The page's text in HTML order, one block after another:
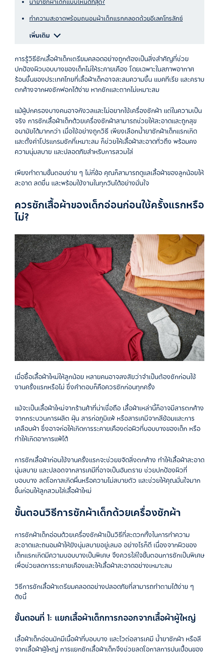
ทำความสะอาดพร้อมถนอมผ้าเด็กแรกคลอดด้วยอีเลคโทรลักซ์
เพิ่มเติม
การรู้วิธีซักเสื้อผ้าเด็กเตรียมคลอดอย่างถูกต้องเป็นสิ่งสำคัญที่ช่วย
ปกป้องผิวบอบบางของเด็กไม่ให้ระคายเคือง โดยเฉพาะในสภาพอากาศ
ร้อนชื้นของประเทศไทยที่เสื้อผ้าเด็กอาจสะสมความชื้น แบคทีเรีย และคราบ
ตกค้างจากผงซักฟอกได้ง่าย หากซักและตากไม่เหมาะสม
แม้ผู้ปกครองบางคนอาจกังวลและไม่อยากใช้เครื่องซักผ้า แต่ในความเป็น
จริง การซักเสื้อผ้าเด็กด้วยเครื่องซักผ้าสามารถช่วยให้สะอาดและถูกสุข
อนามัยได้มากกว่า เมื่อใช้อย่างถูกวิธี เพียงเลือกน้ำยาซักผ้าเด็กแรกเกิด
และตั้งค่าโปรแกรมซักที่เหมาะสม ก็ช่วยให้เสื้อผ้าสะอาดทั่วถึง พร้อมคง
ความนุ่มสบาย และปลอดภัยสำหรับการสวมใส่
เพียงทำตามขั้นตอนง่าย ๆ ไม่กี่ข้อ คุณก็สามารถดูแลเสื้อผ้าของลูกน้อยให้
สะอาด สดชื่น และพร้อมใช้งานในทุกวันได้อย่างมั่นใจ
ควรซักเสื้อผ้าของเด็กอ่อนก่อนใช้ครั้งแรกหรือ
ไม่?
เมื่อซื้อเสื้อผ้าใหม่ให้ลูกน้อย หลายคนอาจสงสัยว่าจำเป็นต้องซักก่อนใช้
งานครั้งแรกหรือไม่ ซึ่งคำตอบก็คือควรซักก่อนทุกครั้ง
แม้จะเป็นเสื้อผ้าใหม่จากร้านค้าที่น่าเชื่อถือ เสื้อผ้าเหล่านี้ก็อาจมีสารตกค้าง
จากกระบวนการผลิต ฝุ่น สารก่อภูมิแพ้ หรือสารเคมีจากสีย้อมและการ
เคลือบผ้า ซึ่งอาจก่อให้เกิดการระคายเคืองต่อผิวที่บอบบางของเด็ก หรือ
ทำให้เกิดอาการแพ้ได้
การซักเสื้อผ้าก่อนใช้งานครั้งแรกจะช่วยขจัดสิ่งตกค้าง ทำให้เสื้อผ้าสะอาด
นุ่มสบาย และปลอดจากสารเคมีที่อาจเป็นอันตราย ช่วยปกป้องผิวที่
บอบบาง ลดโอกาสเกิดผื่นหรือความไม่สบายตัว และช่วยให้คุณมั่นใจมาก
ขึ้นก่อนให้ลูกสวมใส่เสื้อผ้าใหม่
ขั้นตอนวิธีการซักผ้าเด็กด้วยเครื่องซักผ้า
การซักผ้าเด็กอ่อนด้วยเครื่องซักผ้าเป็นวิธีที่สะดวกทั้งในการทำความ
สะอาดและถนอมผ้าให้ยังนุ่มสบายอยู่เสมอ อย่างไรก็ดี เนื่องจากผิวของ
เด็กแรกเกิดมีความบอบบางเป็นพิเศษ จึงควรใส่ใจขั้นตอนการซักเป็นพิเศษ
เพื่อช่วยลดการระคายเคืองและให้เสื้อผ้าสะอาดอย่างเหมาะสม
วิธีการซักเสื้อผ้าเตรียมคลอดอย่างปลอดภัยที่สามารถทำตามได้ง่าย ๆ
ดังนี้
ขั้นตอนที่ 1: แยกเสื้อผ้าเด็กทารกออกจากเสื้อผ้าผู้ใหญ่
เสื้อผ้าเด็กอ่อนมักมีเนื้อผ้าที่บอบบาง และไวต่อสารเคมี น้ำยาซักผ้า หรือสี
จากเสื้อผ้าผู้ใหญ่ การแยกซักเสื้อผ้าเด็กจึงช่วยลดโอกาสการปนเปื้อนของ